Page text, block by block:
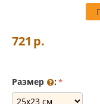
721 р.
Размер :